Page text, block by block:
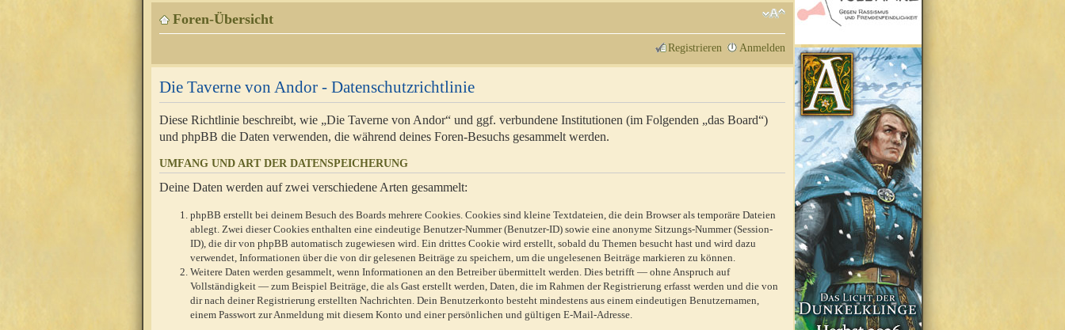
Foren-Übersicht
Registrieren Anmelden
Die Taverne von Andor - Datenschutzrichtlinie
Diese Richtlinie beschreibt, wie „Die Taverne von Andor“ und ggf. verbundene Institutionen (im Folgenden „das Board“)
und phpBB die Daten verwenden, die während deines Foren-Besuchs gesammelt werden.
UMFANG UND ART DER DATENSPEICHERUNG
Deine Daten werden auf zwei verschiedene Arten gesammelt:
phpBB erstellt bei deinem Besuch des Boards mehrere Cookies. Cookies sind kleine Textdateien, die dein Browser als temporäre Dateien
ablegt. Zwei dieser Cookies enthalten eine eindeutige Benutzer-Nummer (Benutzer-ID) sowie eine anonyme Sitzungs-Nummer (Session-
ID), die dir von phpBB automatisch zugewiesen wird. Ein drittes Cookie wird erstellt, sobald du Themen besucht hast und wird dazu
verwendet, Informationen über die von dir gelesenen Beiträge zu speichern, um die ungelesenen Beiträge markieren zu können.
Weitere Daten werden gesammelt, wenn Informationen an den Betreiber übermittelt werden. Dies betrifft — ohne Anspruch auf
Vollständigkeit — zum Beispiel Beiträge, die als Gast erstellt werden, Daten, die im Rahmen der Registrierung erfasst werden und die von
dir nach deiner Registrierung erstellten Nachrichten. Dein Benutzerkonto besteht mindestens aus einem eindeutigen Benutzernamen,
einem Passwort zur Anmeldung mit diesem Konto und einer persönlichen und gültigen E-Mail-Adresse.